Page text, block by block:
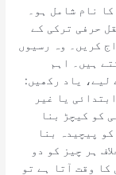
نام شامل ہو۔
حرفی ترکی کے
کریں۔ وہ رسیوں
ہیں۔ اہم
لیے، یاد رکھیں:
یا غیر
کو کیچڑ بنا
پیچیدہ بنا
ہر چیز کو دو
کا وقت آتا ہے تو